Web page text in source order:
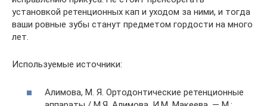
установкой ретенционных кап и уходом за ними, и тогда
ваши ровные зубы станут предметом гордости на много
лет.
Используемые источники:
Алимова, М. Я. Ортодонтические ретенционные